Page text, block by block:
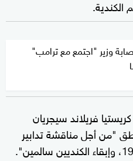
الكندية.
وزير "اجتمع مع ترامب"
فريلاند سيجريان
"من أجل مناقشة تدابير